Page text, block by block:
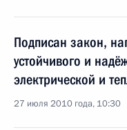
Подписан закон,
устойчивого и
электрической и
27 июля 2010 года, 10:30